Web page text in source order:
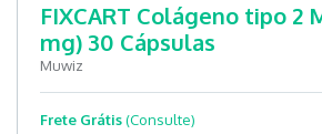
FIXCART Colágeno tipo 2
mg) 30 Cápsulas
Muwiz
Frete Grátis(Consulte)